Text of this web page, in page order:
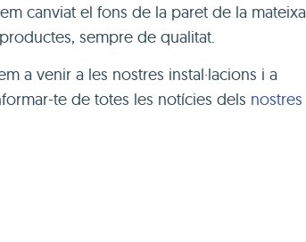
canviat el fons de la paret de la mateixa
sempre de qualitat.
a venir a les nostres instal·lacions i a
te de totes les notícies dels nostres